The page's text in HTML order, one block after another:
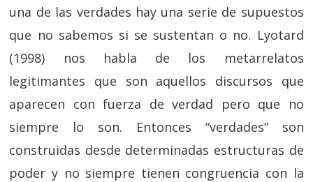
una de las verdades hay una serie de supuestos
que no sabemos si se sustentan o no. Lyotard
(1998) nos habla de los metarrelatos
legitimantes que son aquellos discursos que
aparecen con fuerza de verdad pero que no
siempre lo son. Entonces “verdades” son
construidas desde determinadas estructuras de
poder y no siempre tienen congruencia con la